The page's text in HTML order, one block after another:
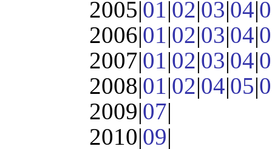
2005|01|02|03|04|
2006|01|02|03|04|
2007|01|02|03|04|
2008|01|02|04|05|
2009|07|
2010|09|